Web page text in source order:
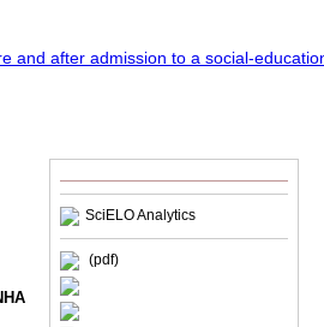
SciELO Analytics
(pdf)